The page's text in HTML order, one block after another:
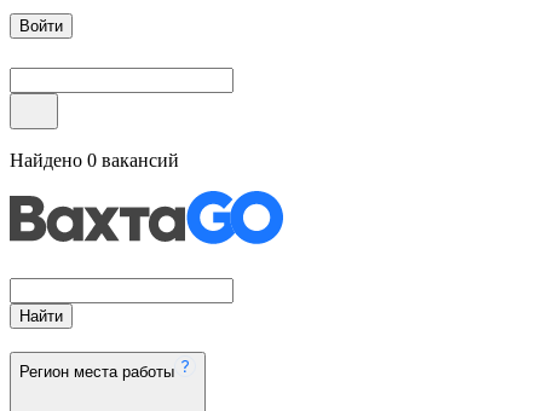
Войти
Найдено 0 вакансий
Найти
Регион места работы